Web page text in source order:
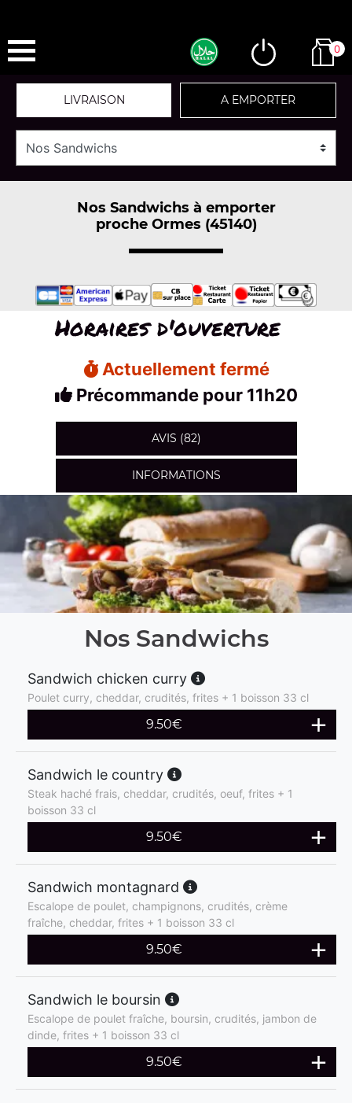
0
LIVRAISON A EMPORTER
Nos Sandwichs à emporter
proche Ormes (45140)
Horaires d'ouverture
Actuellement fermé
Précommande pour 11h20
AVIS (82)
INFORMATIONS
Nos Sandwichs
Sandwich chicken curry
Poulet curry, cheddar, crudités, frites + 1 boisson 33 cl
9.50€
Sandwich le country
Steak haché frais, cheddar, crudités, oeuf, frites + 1
boisson 33 cl
9.50€
Sandwich montagnard
Escalope de poulet, champignons, crudités, crème
fraîche, cheddar, frites + 1 boisson 33 cl
9.50€
Sandwich le boursin
Escalope de poulet fraîche, boursin, crudités, jambon de
dinde, frites + 1 boisson 33 cl
9.50€